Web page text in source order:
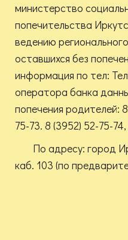
министерство
попечительства
ведению
оставшихся без
информация по тел:
оператора банка
попечения родителей:
75-73. 8 (3952) 52-75-
По адресу: город
каб. 103 (по